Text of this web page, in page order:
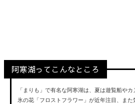
阿寒湖ってこんなところ
「まりも」で有名な阿寒湖は、夏は遊覧船や
氷の花「フロストフラワー」が近年注目、ま